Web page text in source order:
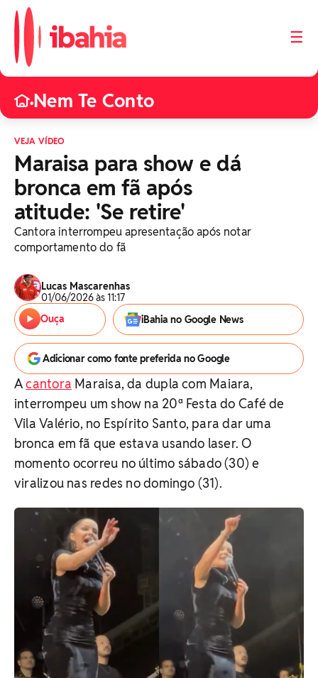
☰
•Nem Te Conto
VEJA VÍDEO
Maraisa para show e dá
bronca em fã após
atitude: 'Se retire'
Cantora interrompeu apresentação após notar
comportamento do fã
Lucas Mascarenhas
01/06/2026 às 11:17
Ouça
iBahia no Google News
Adicionar como fonte preferida no Google
Acantora Maraisa, da dupla com Maiara,
interrompeu um show na 20ª Festa do Café de
Vila Valério, no Espírito Santo, para dar uma
bronca em fã que estava usando laser. O
momento ocorreu no último sábado (30) e
viralizou nas redes no domingo (31).